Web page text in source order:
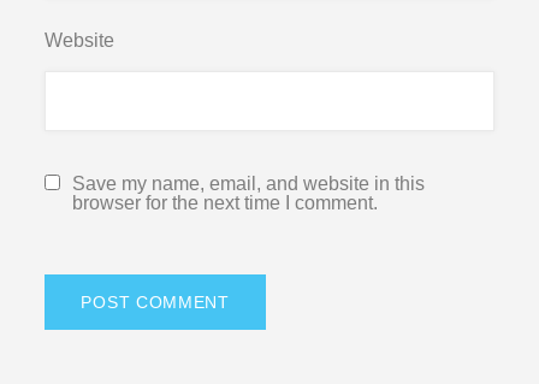
Website
Save my name, email, and website in this
browser for the next time I comment.